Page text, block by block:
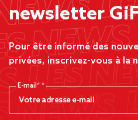
newsletter
Pour être informé des
privées, inscrivez-vous à la
E-mail*